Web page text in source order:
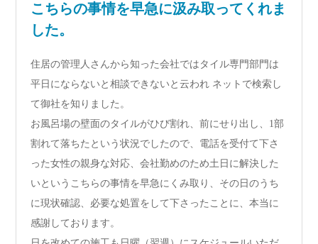
こちらの事情を早急に汲み取ってくれま
した。
住居の管理人さんから知った会社ではタイル専門部門は
平日にならないと相談できないと云われ ネットで検索し
て御社を知りました。
お風呂場の壁面のタイルがひび割れ、前にせり出し、1部
割れて落ちたという状況でしたので、電話を受付て下さ
った女性の親身な対応、会社勤めのため土日に解決した
いというこちらの事情を早急にくみ取り、その日のうち
に現状確認、必要な処置をして下さったことに、本当に
感謝しております。